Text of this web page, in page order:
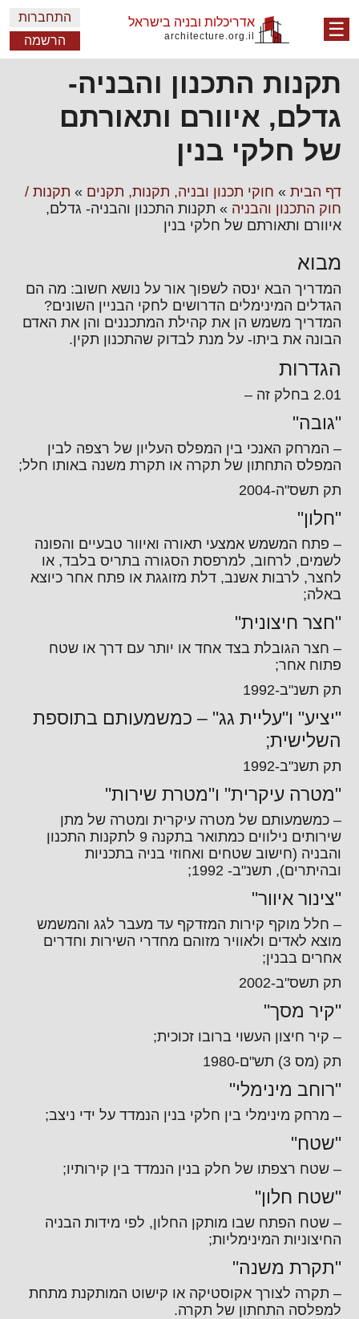
☰ אדריכלות ובניה בישראל
architecture.org.il
התחברות
הרשמה
תקנות התכנון והבניה-
גדלם, איוורם ותאורתם
של חלקי בנין
דף הבית » חוקי תכנון ובניה, תקנות, תקנים » תקנות /
חוק התכנון והבניה » תקנות התכנון והבניה- גדלם,
איוורם ותאורתם של חלקי בנין
מבוא
המדריך הבא ינסה לשפוך אור על נושא חשוב: מה הם
הגדלים המינימלים הדרושים לחקי הבניין השונים?
המדריך משמש הן את קהילת המתכננים והן את האדם
הבונה את ביתו- על מנת לבדוק שהתכנון תקין.
הגדרות
2.01 בחלק זה –
"גובה"
– המרחק האנכי בין המפלס העליון של רצפה לבין
המפלס התחתון של תקרה או תקרת משנה באותו חלל;
תק תשס"ה-2004
"חלון"
– פתח המשמש אמצעי תאורה ואיוור טבעיים והפונה
לשמים, לרחוב, למרפסת הסגורה בתריס בלבד, או
לחצר, לרבות אשנב, דלת מזוגגת או פתח אחר כיוצא
באלה;
"חצר חיצונית"
– חצר הגובלת בצד אחד או יותר עם דרך או שטח
פתוח אחר;
תק תשנ"ב-1992
"יציע" ו"עליית גג" – כמשמעותם בתוספת
השלישית;
תק תשנ"ב-1992
"מטרה עיקרית" ו"מטרת שירות"
– כמשמעותם של מטרה עיקרית ומטרה של מתן
שירותים נילווים כמתואר בתקנה 9 לתקנות התכנון
והבניה (חישוב שטחים ואחוזי בניה בתכניות
ובהיתרים), תשנ"ב- 1992;
"צינור איוור"
– חלל מוקף קירות המזדקף עד מעבר לגג והמשמש
מוצא לאדים ולאוויר מזוהם מחדרי השירות וחדרים
אחרים בבנין;
תק תשס"ב-2002
"קיר מסך"
– קיר חיצון העשוי ברובו זכוכית;
תק (מס 3) תש"ם-1980
"רוחב מינימלי"
– מרחק מינימלי בין חלקי בנין הנמדד על ידי ניצב;
"שטח"
– שטח רצפתו של חלק בנין הנמדד בין קירותיו;
"שטח חלון"
– שטח הפתח שבו מותקן החלון, לפי מידות הבניה
החיצוניות המינימליות;
"תקרת משנה"
– תקרה לצורך אקוסטיקה או קישוט המותקנת מתחת
למפלסה התחתון של תקרה.